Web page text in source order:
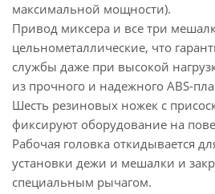
максимальной мощности).
Привод миксера и все три
цельнометаллические, что
службы даже при высокой
из прочного и надежного ABS-
Шесть резиновых ножек с
фиксируют оборудование на
Рабочая головка откидывается
установки дежи и мешалки и
специальным рычагом.